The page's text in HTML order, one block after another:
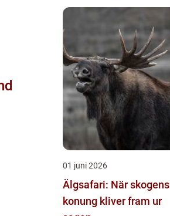
01 juni 2026
Älgsafari: När skogens
konung kliver fram ur